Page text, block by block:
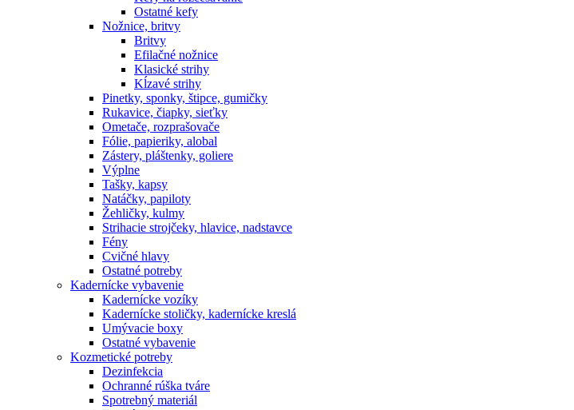
Ostatné kefy
Nožnice, britvy
Britvy
Efilačné nožnice
Klasické strihy
Kĺzavé strihy
Pinetky, sponky, štipce, gumičky
Rukavice, čiapky, sieťky
Ometače, rozprašovače
Fólie, papieriky, alobal
Zástery, pláštenky, goliere
Výplne
Tašky, kapsy
Natáčky, papiloty
Žehličky, kulmy
Strihacie strojčeky, hlavice, nadstavce
Fény
Cvičné hlavy
Ostatné potreby
Kadernícke vybavenie
Kadernícke vozíky
Kadernícke stoličky, kadernícke kreslá
Umývacie boxy
Ostatné vybavenie
Kozmetické potreby
Dezinfekcia
Ochranné rúška tváre
Spotrebný materiál